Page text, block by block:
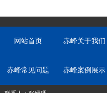
网站首页 赤峰关于我们
赤峰常见问题 赤峰案例展示